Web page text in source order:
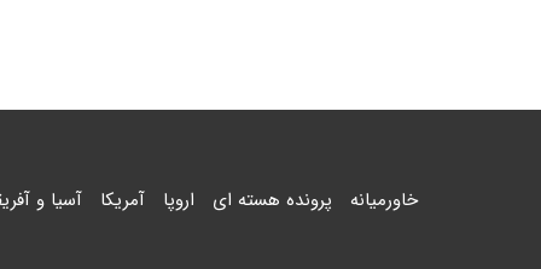
خاورمیانه پرونده هسته ای اروپا آمریکا آسیا و